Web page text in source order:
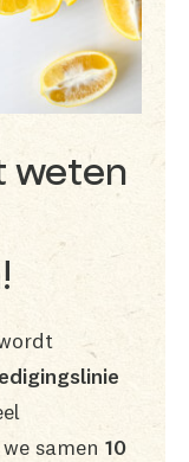
weten
samen 10